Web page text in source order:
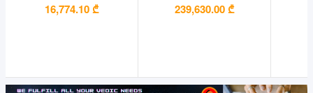
16,774.10 ₾ 239,630.00 ₾